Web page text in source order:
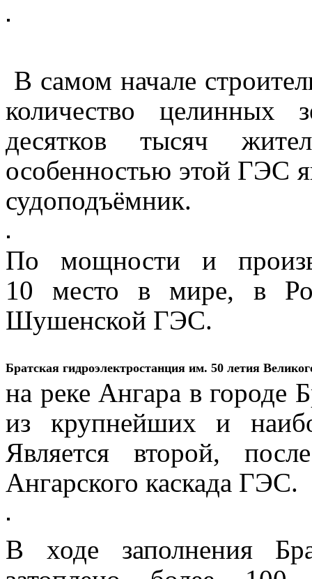
В самом начале
количество целинных
десятков тысяч
особенностью этой ГЭС
судоподъёмник.
По мощности и
10 место в мире, в
Шушенской ГЭС.
Братская гидроэлектростанция им. 50 летия
на реке Ангара в городе
из крупнейших и
Является второй,
Ангарского каскада ГЭС.
В ходе заполнения